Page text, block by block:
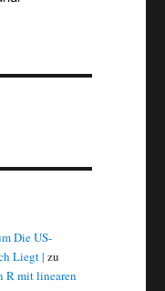
Die US-
Liegt | zu
R mit linearen